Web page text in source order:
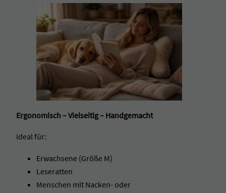
Ergonomisch – Vielseitig – Handgemacht
Ideal für:
Erwachsene (Größe M)
Leseratten
Menschen mit Nacken- oder